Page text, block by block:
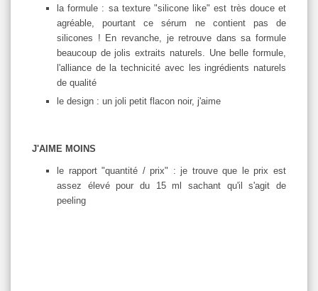
la formule : sa texture "silicone like" est très douce et
agréable, pourtant ce sérum ne contient pas de
silicones ! En revanche, je retrouve dans sa formule
beaucoup de jolis extraits naturels. Une belle formule,
l'alliance de la technicité avec les ingrédients naturels
de qualité
le design : un joli petit flacon noir, j'aime
J'AIME MOINS
le rapport "quantité / prix" : je trouve que le prix est
assez élevé pour du 15 ml sachant qu'il s'agit de
peeling